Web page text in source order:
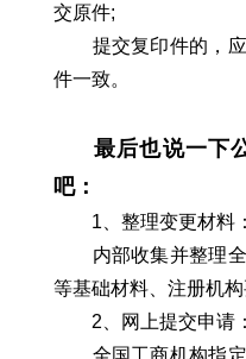
交原件;
提交复印件的，应
件一致。
最后也说一下
吧：
1、整理变更材料：
内部收集并整理全
等基础材料、注册机构
2、网上提交申请：